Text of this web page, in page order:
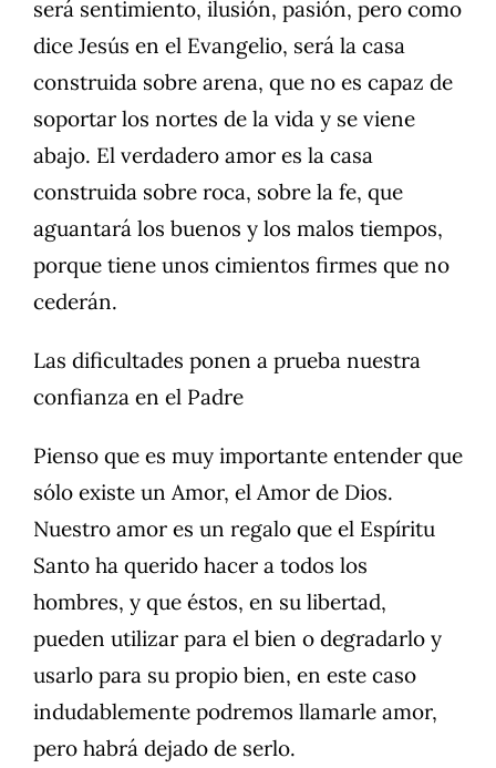
será sentimiento, ilusión, pasión, pero como
dice Jesús en el Evangelio, será la casa
construida sobre arena, que no es capaz de
soportar los nortes de la vida y se viene
abajo. El verdadero amor es la casa
construida sobre roca, sobre la fe, que
aguantará los buenos y los malos tiempos,
porque tiene unos cimientos firmes que no
cederán.
Las dificultades ponen a prueba nuestra
confianza en el Padre
Pienso que es muy importante entender que
sólo existe un Amor, el Amor de Dios.
Nuestro amor es un regalo que el Espíritu
Santo ha querido hacer a todos los
hombres, y que éstos, en su libertad,
pueden utilizar para el bien o degradarlo y
usarlo para su propio bien, en este caso
indudablemente podremos llamarle amor,
pero habrá dejado de serlo.